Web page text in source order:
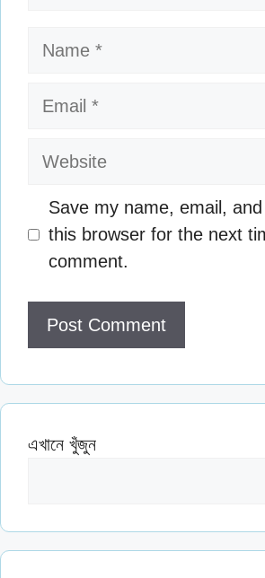
Name
Email
Website
Save my name, email,
this browser for the next
comment.
এখানে খুঁজুন